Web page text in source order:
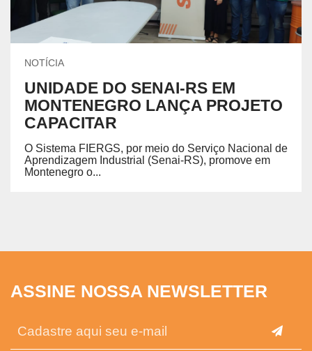
NOTÍCIA
UNIDADE DO SENAI-RS EM
MONTENEGRO LANÇA PROJETO
CAPACITAR
O Sistema FIERGS, por meio do Serviço Nacional de
Aprendizagem Industrial (Senai-RS), promove em
Montenegro o...
ASSINE NOSSA NEWSLETTER